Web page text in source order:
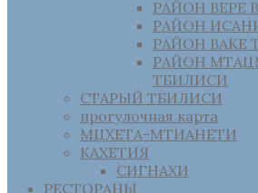
РАЙОН ВЕРЕ
РАЙОН
РАЙОН ВАКЕ
РАЙОН
ТБИЛИСИ
СТАРЫЙ ТБИЛИСИ
прогулочная карта
МЦХЕТА-МТИАНЕТИ
КАХЕТИЯ
СИГНАХИ
РЕСТОРАНЫ